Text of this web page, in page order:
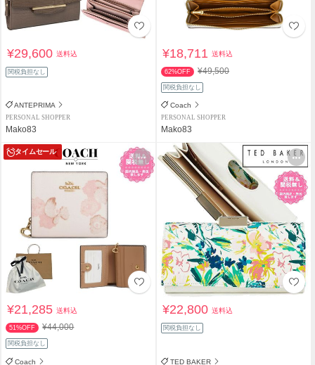
¥29,600送料込
関税負担なし
ANTEPRIMA
PERSONAL SHOPPER
Mako83
¥18,711送料込
62%OFF ¥49,500
関税負担なし
Coach
PERSONAL SHOPPER
Mako83
タイムセール
¥21,285送料込
51%OFF ¥44,000
関税負担なし
Coach
¥22,800送料込
関税負担なし
TED BAKER